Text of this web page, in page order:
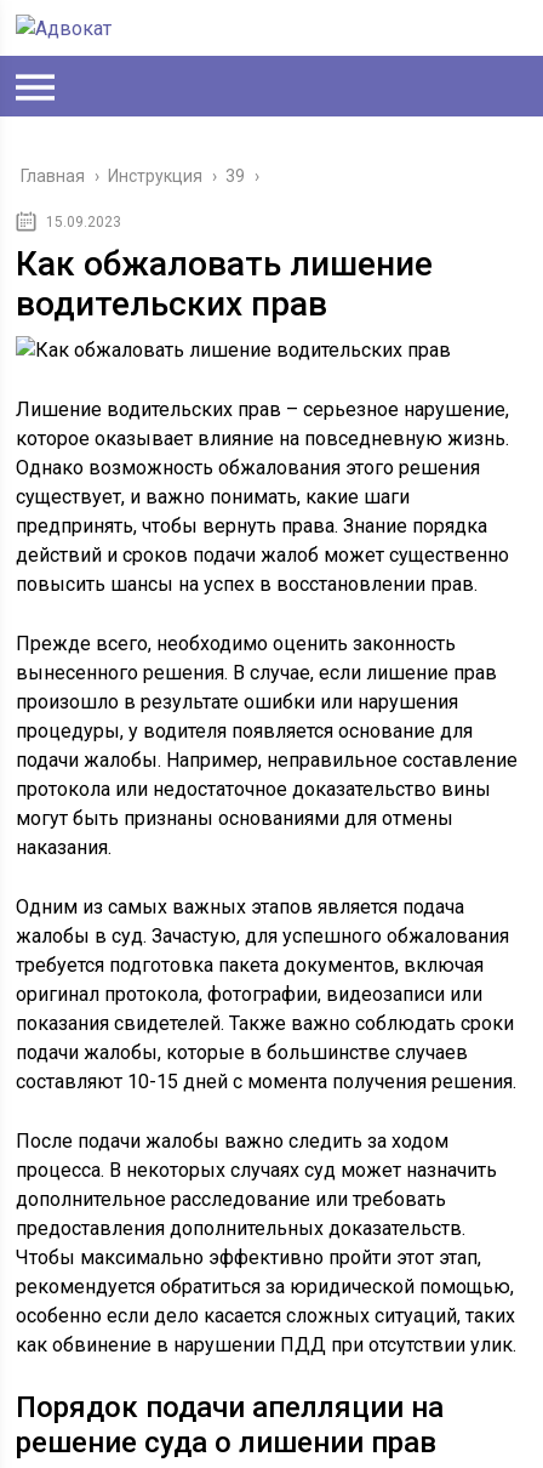
Главная › Инструкция › 39 ›
15.09.2023
Как обжаловать лишение
водительских прав
Лишение водительских прав – серьезное нарушение,
которое оказывает влияние на повседневную жизнь.
Однако возможность обжалования этого решения
существует, и важно понимать, какие шаги
предпринять, чтобы вернуть права. Знание порядка
действий и сроков подачи жалоб может существенно
повысить шансы на успех в восстановлении прав.
Прежде всего, необходимо оценить законность
вынесенного решения. В случае, если лишение прав
произошло в результате ошибки или нарушения
процедуры, у водителя появляется основание для
подачи жалобы. Например, неправильное составление
протокола или недостаточное доказательство вины
могут быть признаны основаниями для отмены
наказания.
Одним из самых важных этапов является подача
жалобы в суд. Зачастую, для успешного обжалования
требуется подготовка пакета документов, включая
оригинал протокола, фотографии, видеозаписи или
показания свидетелей. Также важно соблюдать сроки
подачи жалобы, которые в большинстве случаев
составляют 10-15 дней с момента получения решения.
После подачи жалобы важно следить за ходом
процесса. В некоторых случаях суд может назначить
дополнительное расследование или требовать
предоставления дополнительных доказательств.
Чтобы максимально эффективно пройти этот этап,
рекомендуется обратиться за юридической помощью,
особенно если дело касается сложных ситуаций, таких
как обвинение в нарушении ПДД при отсутствии улик.
Порядок подачи апелляции на
решение суда о лишении прав